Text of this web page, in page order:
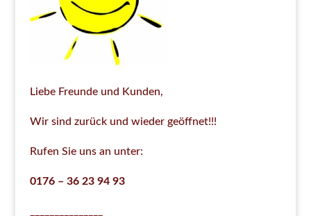
Liebe Freunde und Kunden,
Wir sind zurück und wieder geöffnet!!!
Rufen Sie uns an unter:
0176 – 36 23 94 93